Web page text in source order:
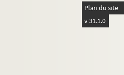
Plan du site
v 31.1.0